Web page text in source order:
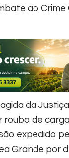
ao Crime
da
roubo de
expedido
Grande por